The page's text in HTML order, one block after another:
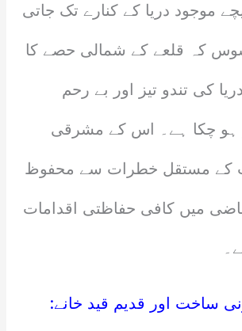
موجود دریا کے کنارے تک جاتی
کہ قلعے کے شمالی حصے کا
کی تندو تیز اور بے رحم
ہو چکا ہے۔ اس کے مشرقی
کے مستقل خطرات سے محفوظ
میں کافی حفاظتی اقدامات
ساخت اور قدیم قید خانے: